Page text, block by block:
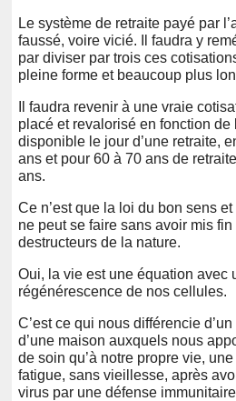
Le système de retraite payé par
faussé, voire vicié. Il faudra y
par diviser par trois ces
pleine forme et beaucoup plus
Il faudra revenir à une vraie
placé et revalorisé en fonction de
disponible le jour d’une retraite,
ans et pour 60 à 70 ans de
ans.
Ce n’est que la loi du bon sens
ne peut se faire sans avoir mis
destructeurs de la nature.
Oui, la vie est une équation avec
régénérescence de nos cellules.
C’est ce qui nous différencie
d’une maison auxquels nous
de soin qu’à notre propre vie,
fatigue, sans vieillesse, après
virus par une défense